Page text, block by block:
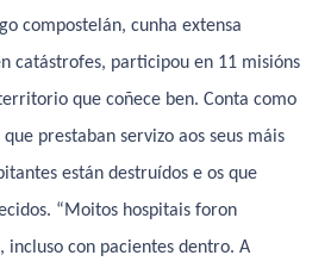
compostelán, cunha extensa
catástrofes, participou en 11 misións
que coñece ben. Conta como
prestaban servizo aos seus máis
están destruídos e os que
“Moitos hospitais foron
incluso con pacientes dentro. A